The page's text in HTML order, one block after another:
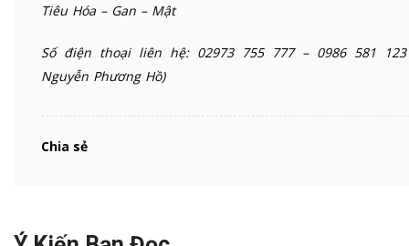
Tiêu Hóa – Gan – Mật
Số điện thoại liên hệ: 02973 755 777 – 0986 581 123
Nguyễn Phương Hồ)
Chia sẻ